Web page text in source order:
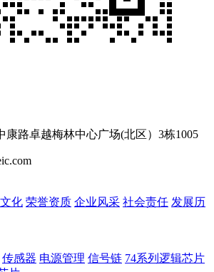
康路卓越梅林中心广场(北区）3栋1005
化 荣誉资质 企业风采 社会责任 发展历
传感器 电源管理 信号链 74系列逻辑芯片